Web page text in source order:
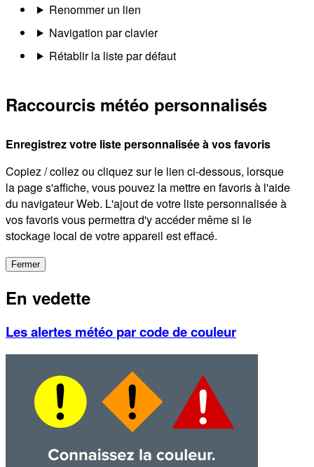
Renommer un lien
Navigation par clavier
Rétablir la liste par défaut
Raccourcis météo personnalisés
Enregistrez votre liste personnalisée à vos favoris
Copiez / collez ou cliquez sur le lien ci-dessous, lorsque
la page s'affiche, vous pouvez la mettre en favoris à l'aide
du navigateur Web. L'ajout de votre liste personnalisée à
vos favoris vous permettra d'y accéder même si le
stockage local de votre appareil est effacé.
Fermer
En vedette
Les alertes météo par code de couleur